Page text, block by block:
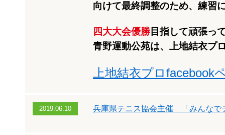
向けて最終調整のため、練習
四大大会優勝目指して頑張っ
青野運動公苑は、上地結衣プ
上地結衣プロfacebook
2019.06.10 兵庫県テニス協会主催 「みんなで